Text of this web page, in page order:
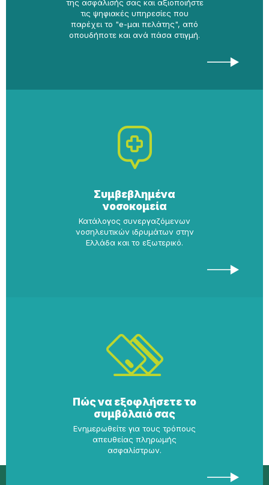
της ασφάλισής σας και αξιοποιήστε
τις ψηφιακές υπηρεσίες που
παρέχει το "e-μαι πελάτης", από
οπουδήποτε και ανά πάσα στιγμή.
Συμβεβλημένα
νοσοκομεία
Κατάλογος συνεργαζόμενων
νοσηλευτικών ιδρυμάτων στην
Ελλάδα και το εξωτερικό.
Πώς να εξοφλήσετε το
συμβόλαιό σας
Ενημερωθείτε για τους τρόπους
απευθείας πληρωμής
ασφαλίστρων.